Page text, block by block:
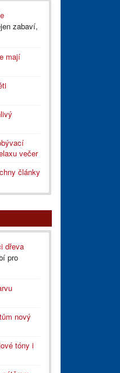
zabaví,
mají
večer
články
dřeva
pro
nový
tóny i